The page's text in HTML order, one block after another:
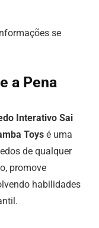
se
a Pena
Interativo Sai
Toys é uma
de qualquer
promove
habilidades